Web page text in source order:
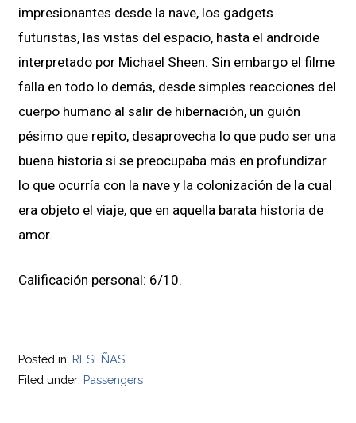
impresionantes desde la nave, los gadgets
futuristas, las vistas del espacio, hasta el androide
interpretado por Michael Sheen. Sin embargo el filme
falla en todo lo demás, desde simples reacciones del
cuerpo humano al salir de hibernación, un guión
pésimo que repito, desaprovecha lo que pudo ser una
buena historia si se preocupaba más en profundizar
lo que ocurría con la nave y la colonización de la cual
era objeto el viaje, que en aquella barata historia de
amor.
Calificación personal: 6/10.
Posted in: RESEÑAS
Filed under: Passengers